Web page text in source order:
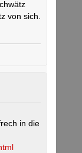
von sich.
in die